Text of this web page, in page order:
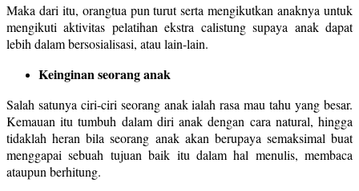
Maka dari itu, orangtua pun turut serta mengikutkan anaknya untuk
mengikuti aktivitas pelatihan ekstra calistung supaya anak dapat
lebih dalam bersosialisasi, atau lain-lain.
Keinginan seorang anak
Salah satunya ciri-ciri seorang anak ialah rasa mau tahu yang besar.
Kemauan itu tumbuh dalam diri anak dengan cara natural, hingga
tidaklah heran bila seorang anak akan berupaya semaksimal buat
menggapai sebuah tujuan baik itu dalam hal menulis, membaca
ataupun berhitung.